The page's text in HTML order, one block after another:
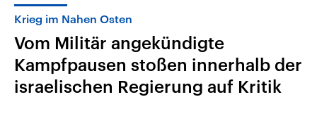
Themen
Krieg im Nahen Osten
Vom Militär angekündigte
Kampfpausen stoßen innerhalb der
israelischen Regierung auf Kritik